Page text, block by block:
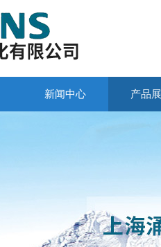
新闻中心 产品